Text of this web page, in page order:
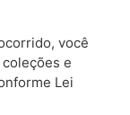
você
e
Lei